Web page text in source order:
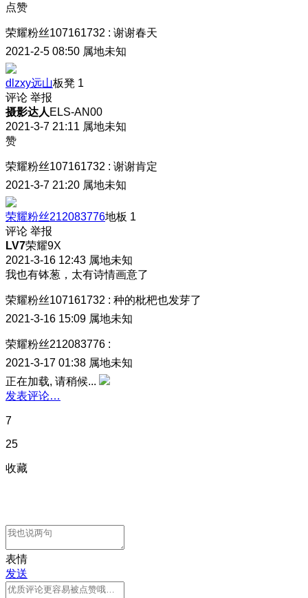
点赞
荣耀粉丝107161732 : 谢谢春天
2021-2-5 08:50 属地未知
dlzxy远山板凳 1
评论 举报
摄影达人 ELS-AN00
2021-3-7 21:11 属地未知
赞
荣耀粉丝107161732 : 谢谢肯定
2021-3-7 21:20 属地未知
荣耀粉丝212083776地板 1
评论 举报
LV7荣耀9X
2021-3-16 12:43 属地未知
我也有钵葱，太有诗情画意了
荣耀粉丝107161732 : 种的枇杷也发芽了
2021-3-16 15:09 属地未知
荣耀粉丝212083776 :
2021-3-17 01:38 属地未知
正在加载, 请稍候...
发表评论…
7
25
收藏
表情
发送